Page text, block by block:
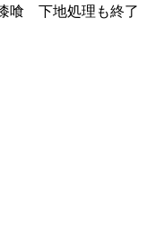
喰 下地処理も終了